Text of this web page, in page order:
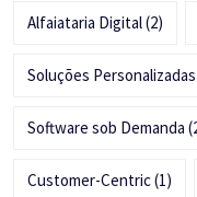
Alfaiataria Digital(2)
Soluções Personalizadas
Software sob Demanda
Customer-Centric(1)